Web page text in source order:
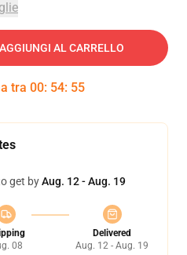
AGGIUNGI AL CARRELLO
tra 00: 54: 54
get byAug. 12 - Aug. 19
08
Delivered
Aug. 12 - Aug. 19